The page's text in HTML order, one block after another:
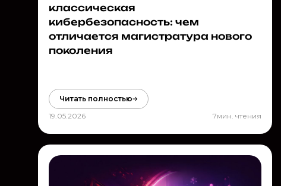
классическая
кибербезопасность: чем
отличается магистратура нового
поколения
Читать полностью
19.05.2026
7мин. чтения